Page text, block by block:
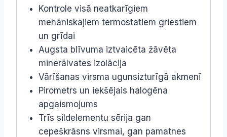
Kontrole visā neatkarīgiem
mehāniskajiem termostatiem griestiem
un grīdai
Augsta blīvuma iztvaicēta žāvēta
minerālvates izolācija
Vārīšanas virsma ugunsizturīgā akmenī
Pirometrs un iekšējais halogēna
apgaismojums
Trīs sildelementu sērija gan
cepeškrāsns virsmai, gan pamatnes